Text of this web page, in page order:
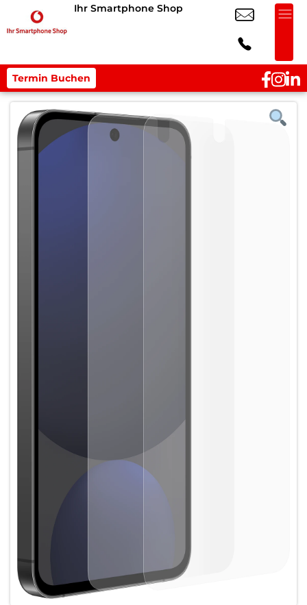
Ihr Smartphone Shop
Termin Buchen